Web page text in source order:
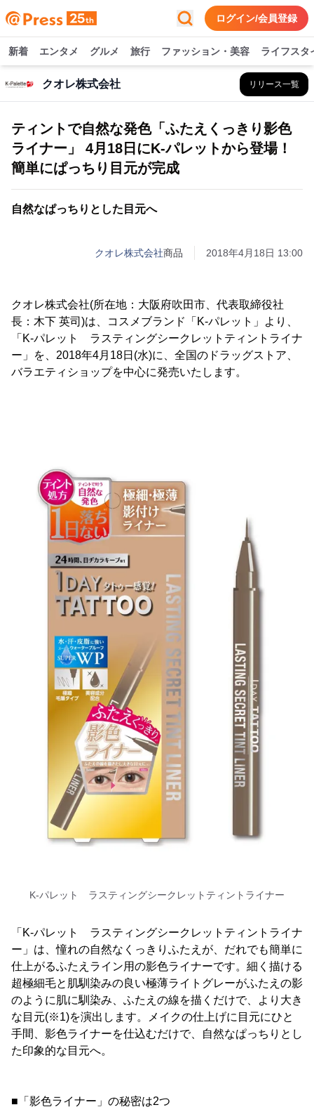
ログイン/会員登録
新着 エンタメ グルメ 旅行 ファッション・美容 ライフスタ
クオレ株式会社 リリース一覧
ティントで自然な発色「ふたえくっきり影色
ライナー」 4月18日にK-パレットから登場！
簡単にぱっちり目元が完成
自然なぱっちりとした目元へ
クオレ株式会社商品 2018年4月18日 13:00
クオレ株式会社(所在地：大阪府吹田市、代表取締役社
長：木下 英司)は、コスメブランド「K-パレット」より、
「K-パレット ラスティングシークレットティントライナ
ー」を、2018年4月18日(水)に、全国のドラッグストア、
バラエティショップを中心に発売いたします。
K-パレット ラスティングシークレットティントライナー
「K-パレット ラスティングシークレットティントライナ
ー」は、憧れの自然なくっきりふたえが、だれでも簡単に
仕上がるふたえライン用の影色ライナーです。細く描ける
超極細毛と肌馴染みの良い極薄ライトグレーがふたえの影
のように肌に馴染み、ふたえの線を描くだけで、より大き
な目元(※1)を演出します。メイクの仕上げに目元にひと
手間、影色ライナーを仕込むだけで、自然なぱっちりとし
た印象的な目元へ。
■「影色ライナー」の秘密は2つ